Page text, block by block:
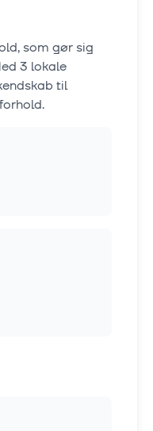
som gør sig
3 lokale
til